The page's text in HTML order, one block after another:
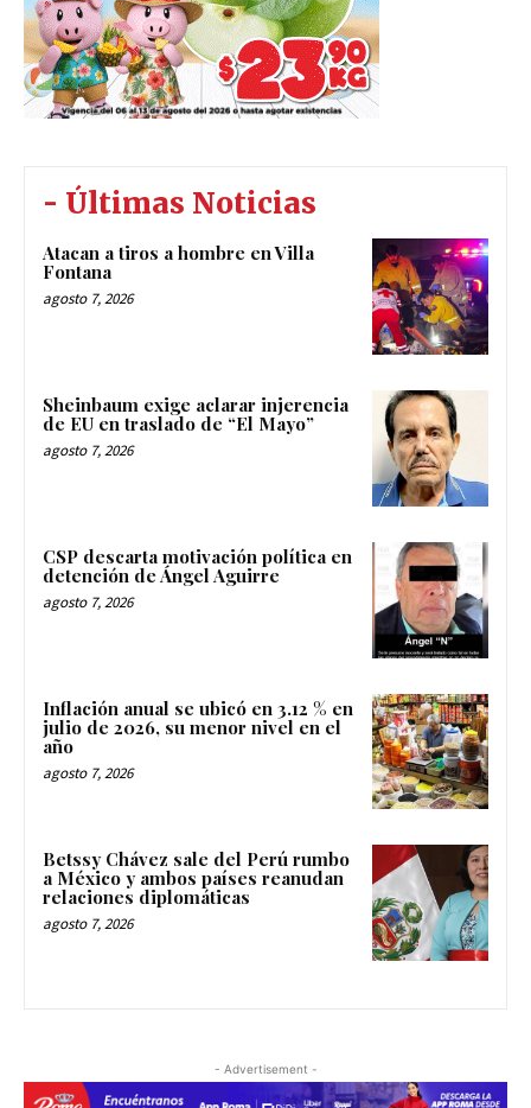
- Últimas Noticias
Atacan a tiros a hombre en Villa
Fontana
agosto 7, 2026
Sheinbaum exige aclarar injerencia
de EU en traslado de “El Mayo”
agosto 7, 2026
CSP descarta motivación política en
detención de Ángel Aguirre
agosto 7, 2026
Inflación anual se ubicó en 3.12 % en
julio de 2026, su menor nivel en el
año
agosto 7, 2026
Betssy Chávez sale del Perú rumbo
a México y ambos países reanudan
relaciones diplomáticas
agosto 7, 2026
- Advertisement -